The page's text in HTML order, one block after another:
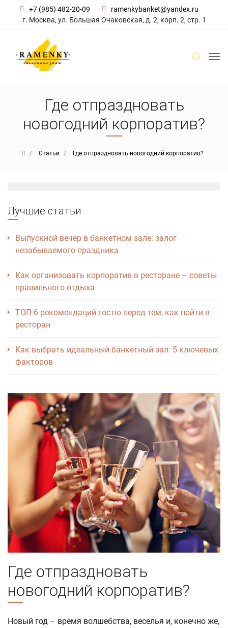
+7 (985) 482-20-09
ramenkybanket@yandex.ru
г. Москва, ул. Большая Очаковская, д. 2, корп. 2, стр. 1
Где отпраздновать
новогодний корпоратив?
Статьи Где отпраздновать новогодний корпоратив?
Лучшие статьи
Выпускной вечер в банкетном зале: залог
незабываемого праздника
Как организовать корпоратив в ресторане – советы
правильного отдыха
ТОП-6 рекомендаций гостю перед тем, как пойти в
ресторан
Как выбрать идеальный банкетный зал: 5 ключевых
факторов
Где отпраздновать
новогодний корпоратив?
Новый год – время волшебства, веселья и, конечно же,